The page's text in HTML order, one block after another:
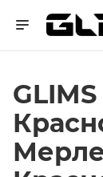
GLIMS